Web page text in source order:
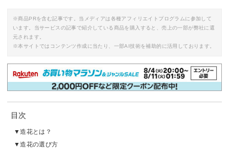
※商品PRを含む記事です。当メディアは各種アフィリエイトプログラムに参加して
います。当サービスの記事で紹介している商品を購入すると、売上の一部が弊社に還
元されます。
※本サイトではコンテンツ作成に当たり、一部AI技術を補助的に活用しております。
目次
造花とは？
造花の選び方